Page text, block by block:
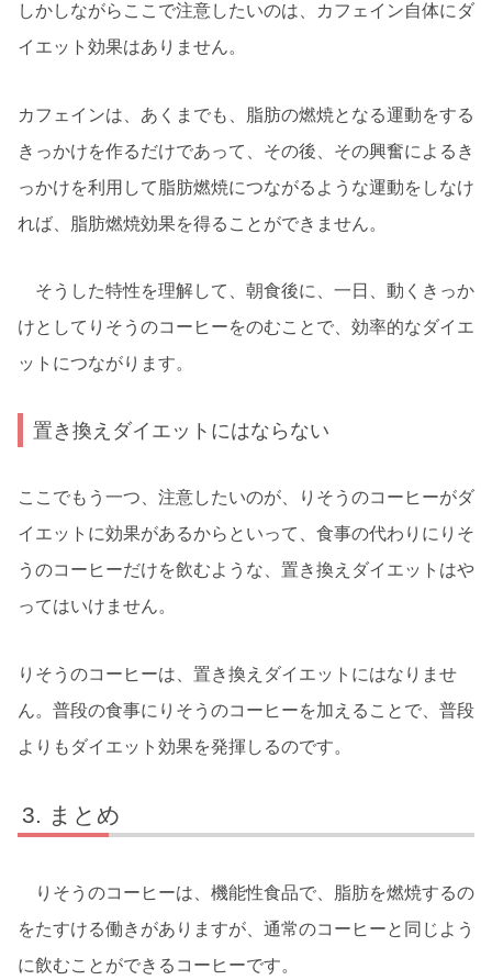
しかしながらここで注意したいのは、カフェイン自体にダ
イエット効果はありません。
カフェインは、あくまでも、脂肪の燃焼となる運動をする
きっかけを作るだけであって、その後、その興奮によるき
っかけを利用して脂肪燃焼につながるような運動をしなけ
れば、脂肪燃焼効果を得ることができません。
そうした特性を理解して、朝食後に、一日、動くきっか
けとしてりそうのコーヒーをのむことで、効率的なダイエ
ットにつながります。
置き換えダイエットにはならない
ここでもう一つ、注意したいのが、りそうのコーヒーがダ
イエットに効果があるからといって、食事の代わりにりそ
うのコーヒーだけを飲むような、置き換えダイエットはや
ってはいけません。
りそうのコーヒーは、置き換えダイエットにはなりませ
ん。普段の食事にりそうのコーヒーを加えることで、普段
よりもダイエット効果を発揮しるのです。
まとめ
りそうのコーヒーは、機能性食品で、脂肪を燃焼するの
をたすける働きがありますが、通常のコーヒーと同じよう
に飲むことができるコーヒーです。